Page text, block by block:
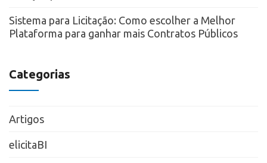
Sistema para Licitação: Como escolher a Melhor
Plataforma para ganhar mais Contratos Públicos
Categorias
Artigos
elicitaBI